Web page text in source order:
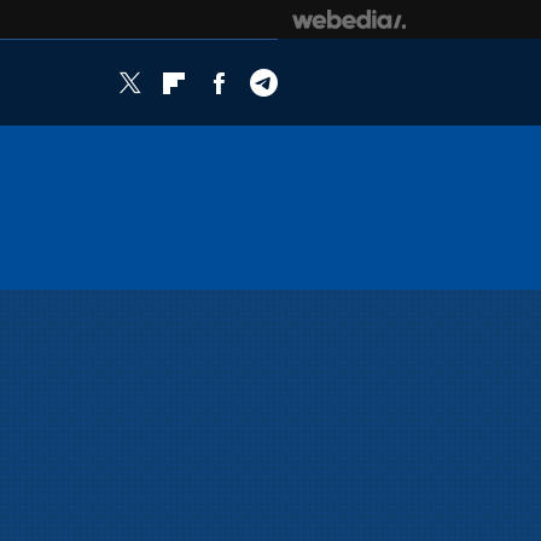
Twitter FlipboardFacebook